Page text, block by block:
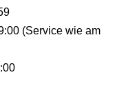
(Service wie am